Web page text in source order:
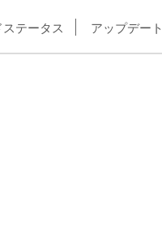
テータス アップデート